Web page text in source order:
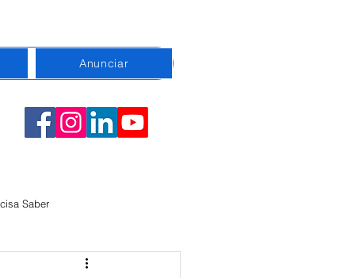
Anunciar
Saber
Conexão